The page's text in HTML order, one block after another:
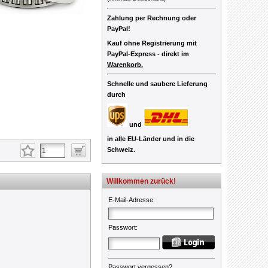
Zahlung per Rechnung oder
PayPal!
Kauf ohne Registrierung mit
PayPal-Express - direkt im
Warenkorb.
Schnelle und saubere Lieferung
durch
und
in alle EU-Länder und in die
Schweiz.
Willkommen zurück!
E-Mail-Adresse:
Passwort: